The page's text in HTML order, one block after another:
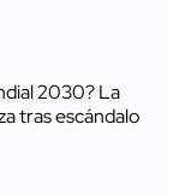
2030? La
tras escándalo